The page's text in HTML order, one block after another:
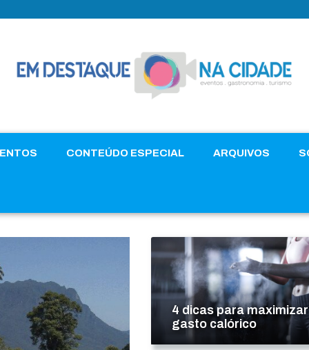
CONTEÚDO ESPECIAL ARQUIVOS
4 dicas para
gasto calórico